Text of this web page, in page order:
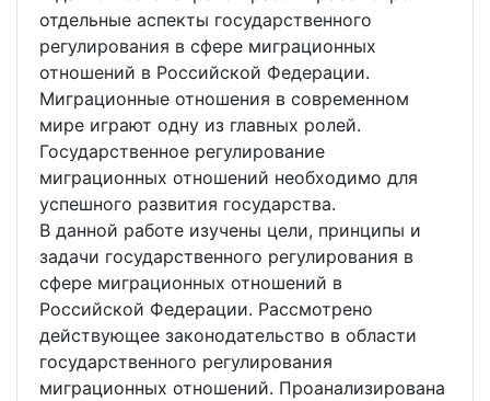
отдельные аспекты государственного
регулирования в сфере миграционных
отношений в Российской Федерации.
Миграционные отношения в современном
мире играют одну из главных ролей.
Государственное регулирование
миграционных отношений необходимо для
успешного развития государства.
В данной работе изучены цели, принципы и
задачи государственного регулирования в
сфере миграционных отношений в
Российской Федерации. Рассмотрено
действующее законодательство в области
государственного регулирования
миграционных отношений. Проанализирована